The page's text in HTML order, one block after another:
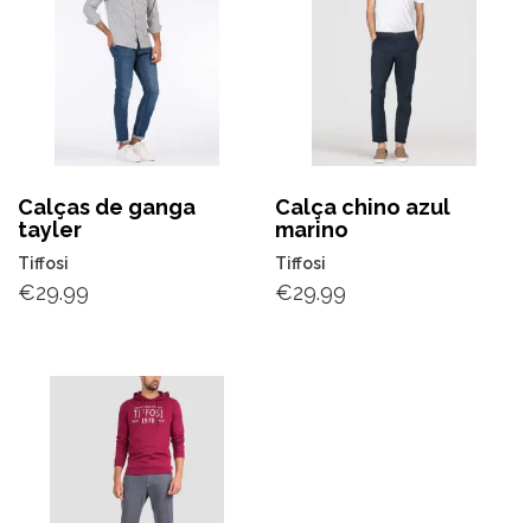
Calças de ganga
tayler
Tiffosi
€29.99
Calça chino azul
marino
Tiffosi
€29.99